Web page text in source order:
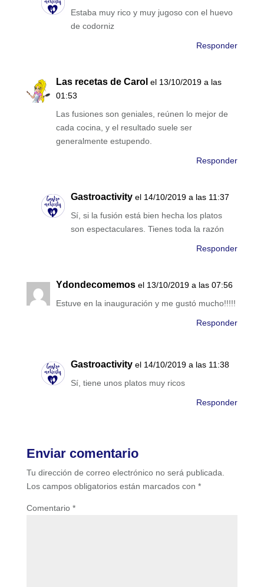
Estaba muy rico y muy jugoso con el huevo
de codorniz
Responder
Las recetas de Carol el 13/10/2019 a las
01:53
Las fusiones son geniales, reúnen lo mejor de
cada cocina, y el resultado suele ser
generalmente estupendo.
Responder
Gastroactivity el 14/10/2019 a las 11:37
Sí, si la fusión está bien hecha los platos
son espectaculares. Tienes toda la razón
Responder
Ydondecomemos el 13/10/2019 a las 07:56
Estuve en la inauguración y me gustó mucho!!!!!
Responder
Gastroactivity el 14/10/2019 a las 11:38
Sí, tiene unos platos muy ricos
Responder
Enviar comentario
Tu dirección de correo electrónico no será publicada.
Los campos obligatorios están marcados con *
Comentario *